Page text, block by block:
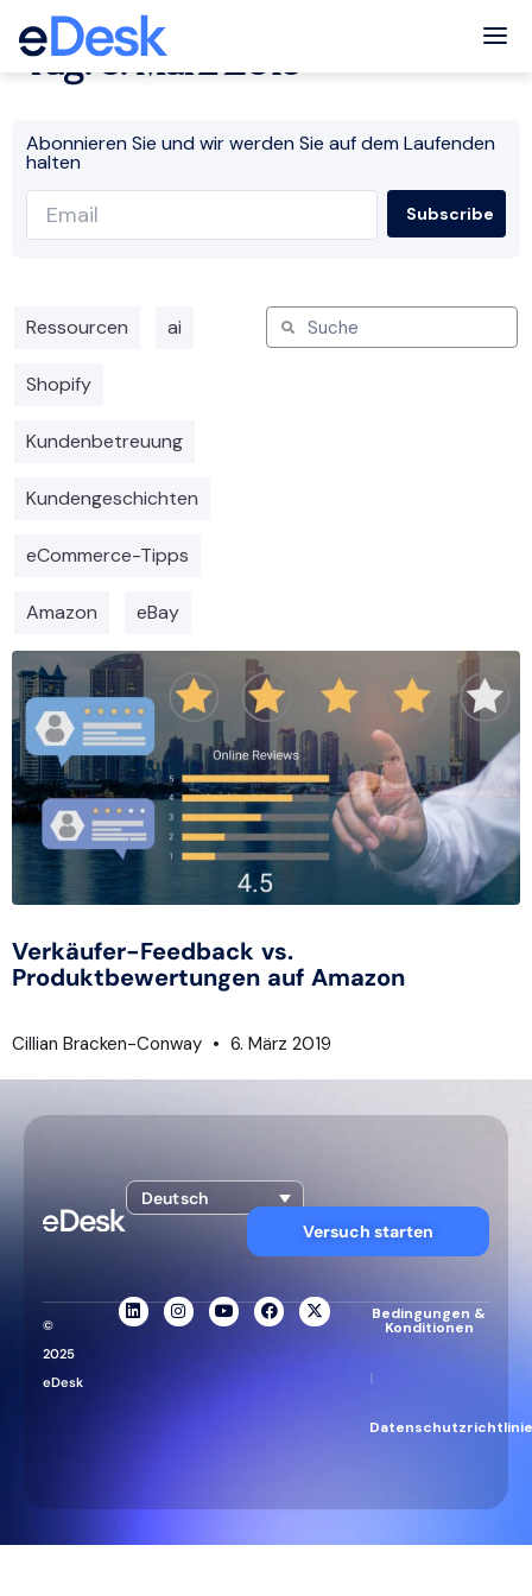
Tag: 6. März 2019
Abonnieren Sie und wir werden Sie auf dem Laufenden
halten
Ressourcen ai
Shopify
Kundenbetreuung
Kundengeschichten
eCommerce-Tipps
Amazon eBay
Verkäufer-Feedback vs.
Produktbewertungen auf Amazon
Cillian Bracken-Conway 6. März 2019
Deutsch
Versuch starten
©
2025
eDesk
Bedingungen &
Konditionen
|
Datenschutzrichtlinie